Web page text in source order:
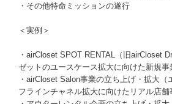
・その他特命ミッションの遂行
＜実例＞
・airCloset SPOT RENTAL（旧airCloset
ゼットのユースケース拡大に向けた新規事
・airCloset Salon事業の立ち上げ・拡大（
フラインチャネル拡大に向けたリアル店舗